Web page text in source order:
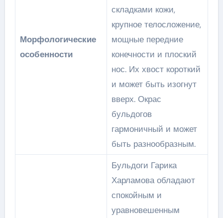
Морфологические
особенности
складками кожи,
крупное телосложение,
мощные передние
конечности и плоский
нос. Их хвост короткий
и может быть изогнут
вверх. Окрас
бульдогов
гармоничный и может
быть разнообразным.
Бульдоги Гарика
Харламова обладают
спокойным и
уравновешенным